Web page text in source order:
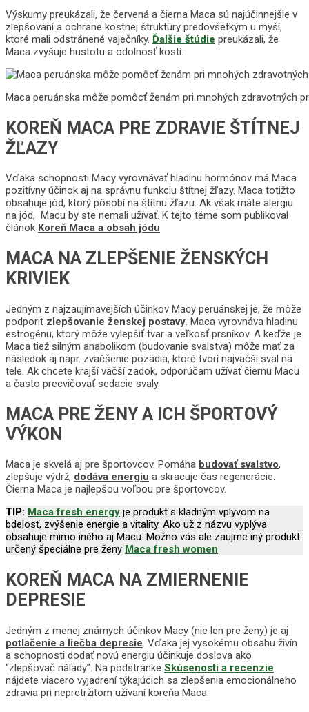
Výskumy preukázali, že červená a čierna Maca sú najúčinnejšie v
zlepšovaní a ochrane kostnej štruktúry predovšetkým u myší,
ktoré mali odstránené vaječníky. Ďalšie štúdie preukázali, že
Maca zvyšuje hustotu a odolnosť kostí.
Maca peruánska môže pomôcť ženám pri mnohých zdravotných
KOREŇ MACA PRE ZDRAVIE ŠTÍTNEJ
ŽĽAZY
Vďaka schopnosti Macy vyrovnávať hladinu hormónov má Maca
pozitívny účinok aj na správnu funkciu štítnej žľazy. Maca totižto
obsahuje jód, ktorý pôsobí na štítnu žľazu. Ak však máte alergiu
na jód, Macu by ste nemali užívať. K tejto téme som publikoval
článok Koreň Maca a obsah jódu
MACA NA ZLEPŠENIE ŽENSKÝCH
KRIVIEK
Jedným z najzaujímavejších účinkov Macy peruánskej je, že môže
podporiť zlepšovanie ženskej postavy. Maca vyrovnáva hladinu
estrogénu, ktorý môže vylepšiť tvar a veľkosť prsníkov. A keďže je
Maca tiež silným anabolikom (budovanie svalstva) môže mať za
následok aj napr. zväčšenie pozadia, ktoré tvorí najväčší sval na
tele. Ak chcete krajší väčší zadok, odporúčam užívať čiernu Macu
a často precvičovať sedacie svaly.
MACA PRE ŽENY A ICH ŠPORTOVÝ
VÝKON
Maca je skvelá aj pre športovcov. Pomáha budovať svalstvo,
zlepšuje výdrž, dodáva energiu a skracuje čas regenerácie.
Čierna Maca je najlepšou voľbou pre športovcov.
TIP: Maca fresh energy je produkt s kladným vplyvom na
bdelosť, zvýšenie energie a vitality. Ako už z názvu vyplýva
obsahuje mimo iného aj Macu. Možno vás ale zaujme iný produkt
určený špeciálne pre ženy Maca fresh women
KOREŇ MACA NA ZMIERNENIE
DEPRESIE
Jedným z menej známych účinkov Macy (nie len pre ženy) je aj
potlačenie a liečba depresie. Vďaka jej vysokému obsahu živín
a schopnosti dodať novú energiu účinkuje doslova ako
“zlepšovač nálady”. Na podstránke Skúsenosti a recenzie
nájdete viacero vyjadrení týkajúcich sa zlepšenia emocionálneho
zdravia pri nepretržitom užívaní koreňa Maca.